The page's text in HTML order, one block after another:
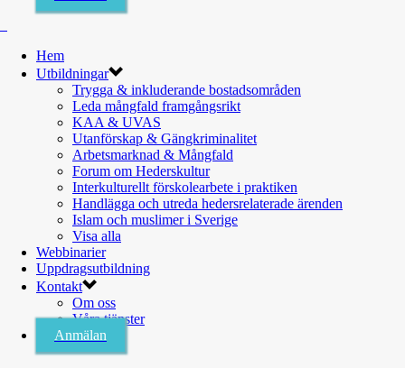
Hem
Utbildningar
Trygga & inkluderande bostadsområden
Leda mångfald framgångsrikt
KAA & UVAS
Utanförskap & Gängkriminalitet
Arbetsmarknad & Mångfald
Forum om Hederskultur
Interkulturellt förskolearbete i praktiken
Handlägga och utreda hedersrelaterade ärenden
Islam och muslimer i Sverige
Visa alla
Webbinarier
Uppdragsutbildning
Kontakt
Om oss
Våra tjänster
Anmälan